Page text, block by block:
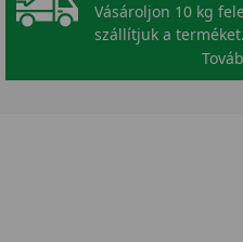
Vásároljon 10 kg
szállítjuk a terméket.